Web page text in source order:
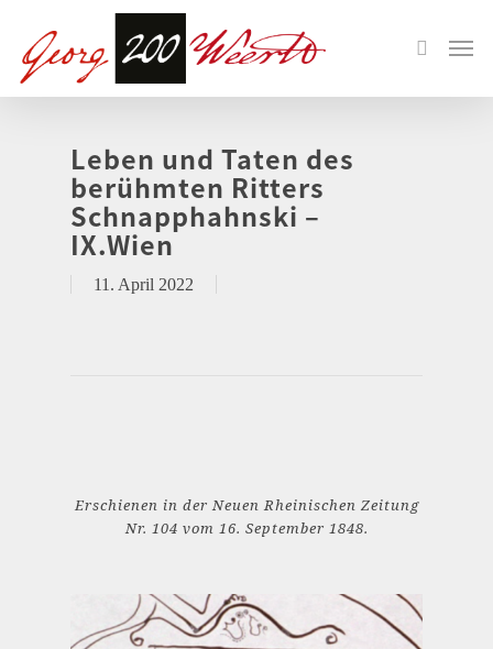
Leben und Taten des
berühmten Ritters
Schnapphahnski –
IX.Wien
11. April 2022
Erschienen in der Neuen Rheinischen Zeitung
Nr. 104 vom 16. September 1848.